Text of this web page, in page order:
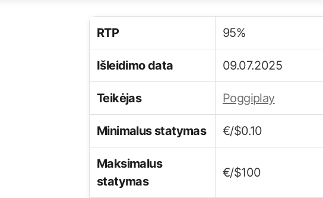
RTP 95%
Išleidimo data 09.07.2025
Teikėjas Poggiplay
Minimalus statymas €/$0.10
Maksimalus
statymas
€/$100